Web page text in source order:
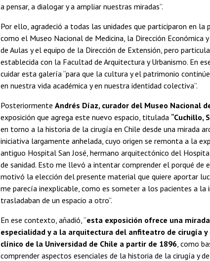
a pensar, a dialogar y a ampliar nuestras miradas”.
Por ello, agradeció a todas las unidades que participaron en la
como el Museo Nacional de Medicina, la Dirección Económica
de Aulas y el equipo de la Dirección de Extensión, pero
establecida con la Facultad de Arquitectura y Urbanismo. En
cuidar esta galería “para que la cultura y el patrimonio
en nuestra vida académica y en nuestra identidad colectiva”.
Posteriormente Andrés Díaz, curador del Museo Nacional
exposición que agrega este nuevo espacio, titulada “Cuchillo,
en torno a la historia de la cirugía en Chile desde una mirada
iniciativa largamente anhelada, cuyo origen se remonta a la
antiguo Hospital San José, hermano arquitectónico del
de sanidad. Esto me llevó a intentar comprender el porqué de
motivó la elección del presente material que quiere aportar
me parecía inexplicable, como es someter a los pacientes a la
trasladaban de un espacio a otro”.
En ese contexto, añadió, “esta exposición ofrece una
especialidad y a la arquitectura del anfiteatro de cirugía
clínico de la Universidad de Chile a partir de 1896 , como
comprender aspectos esenciales de la historia de la cirugía y